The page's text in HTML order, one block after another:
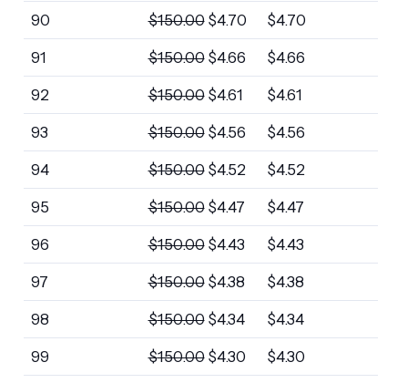
90 $150.00 $4.70 $4.70
91 $150.00 $4.66 $4.66
92 $150.00 $4.61 $4.61
93 $150.00 $4.56 $4.56
94 $150.00 $4.52 $4.52
95 $150.00 $4.47 $4.47
96 $150.00 $4.43 $4.43
97 $150.00 $4.38 $4.38
98 $150.00 $4.34 $4.34
99 $150.00 $4.30 $4.30